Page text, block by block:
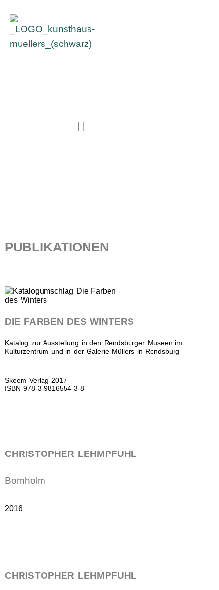
PUBLIKATIONEN
DIE FARBEN DES WINTERS
Katalog zur Ausstellung in den Rendsburger Museen im
Kulturzentrum und in der Galerie Müllers in Rendsburg
Skeem Verlag 2017
ISBN 978-3-9816554-3-8
CHRISTOPHER LEHMPFUHL
Bornholm
2016
CHRISTOPHER LEHMPFUHL